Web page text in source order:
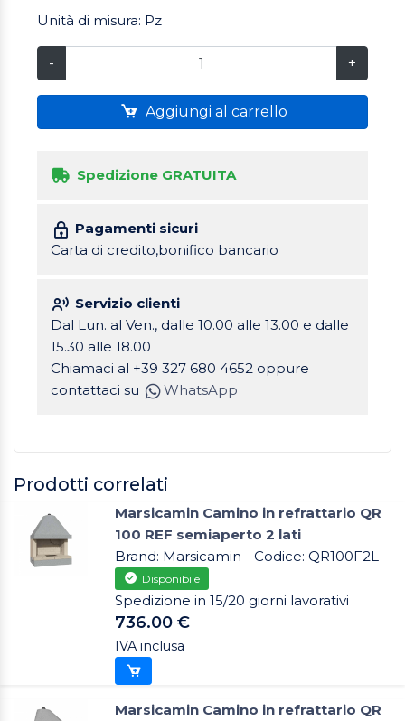
Unità di misura: Pz
- +
Aggiungi al carrello
Spedizione GRATUITA
Pagamenti sicuri
Carta di credito,bonifico bancario
Servizio clienti
Dal Lun. al Ven., dalle 10.00 alle 13.00 e dalle
15.30 alle 18.00
Chiamaci al +39 327 680 4652 oppure
contattaci su
WhatsApp
Prodotti correlati
Marsicamin Camino in refrattario QR
100 REF semiaperto 2 lati
Brand: Marsicamin - Codice: QR100F2L
Disponibile
Spedizione in 15/20 giorni lavorativi
736.00 €
IVA inclusa
Marsicamin Camino in refrattario QR